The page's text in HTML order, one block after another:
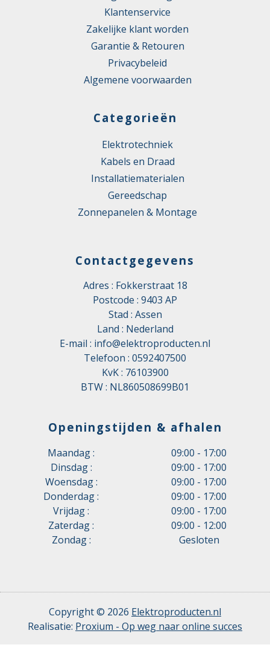
Klantenservice
Zakelijke klant worden
Garantie & Retouren
Privacybeleid
Algemene voorwaarden
Categorieën
Elektrotechniek
Kabels en Draad
Installatiematerialen
Gereedschap
Zonnepanelen & Montage
Contactgegevens
Adres : Fokkerstraat 18
Postcode : 9403 AP
Stad : Assen
Land : Nederland
E-mail : info@elektroproducten.nl
Telefoon : 0592407500
KvK : 76103900
BTW : NL860508699B01
Openingstijden & afhalen
Maandag :
09:00 - 17:00
Dinsdag :
09:00 - 17:00
Woensdag :
09:00 - 17:00
Donderdag :
09:00 - 17:00
Vrijdag :
09:00 - 17:00
Zaterdag :
09:00 - 12:00
Zondag :
Gesloten
Copyright © 2026 Elektroproducten.nl
Realisatie: Proxium - Op weg naar online succes